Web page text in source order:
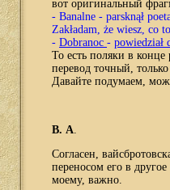
вот оригинальный
- Banalne - parsknął
Zakładam, że wiesz, co
- Dobranoc - powiedział
То есть поляки в
перевод точный,
Давайте подумаем,
В. А.
Согласен,
переносом его в
моему, важно.